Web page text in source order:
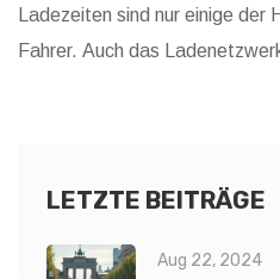
Ladezeiten sind nur einige der
Fahrer. Auch das
LETZTE BEITRÄGE
Aug 22, 2024